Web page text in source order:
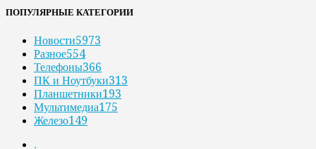
ПОПУЛЯРНЫЕ КАТЕГОРИИ
Новости5973
Разное554
Телефоны366
ПК и Ноутбуки313
Планшетники193
Мультимедиа175
Железо149
.